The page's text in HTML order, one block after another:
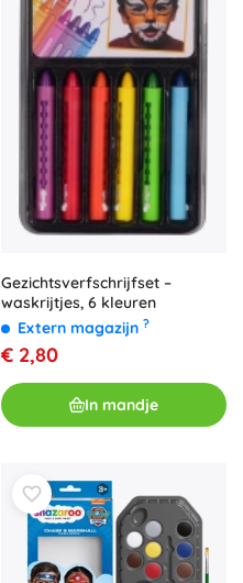
Gezichtsverfschrijfset –
waskrijtjes, 6 kleuren
Extern magazijn ?
€ 2,80
In mandje